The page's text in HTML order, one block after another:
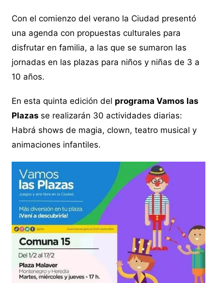
Con el comienzo del verano la Ciudad presentó
una agenda con propuestas culturales para
disfrutar en familia, a las que se sumaron las
jornadas en las plazas para niños y niñas de 3 a
10 años.
En esta quinta edición del programa Vamos las
Plazas se realizarán 30 actividades diarias:
Habrá shows de magia, clown, teatro musical y
animaciones infantiles.